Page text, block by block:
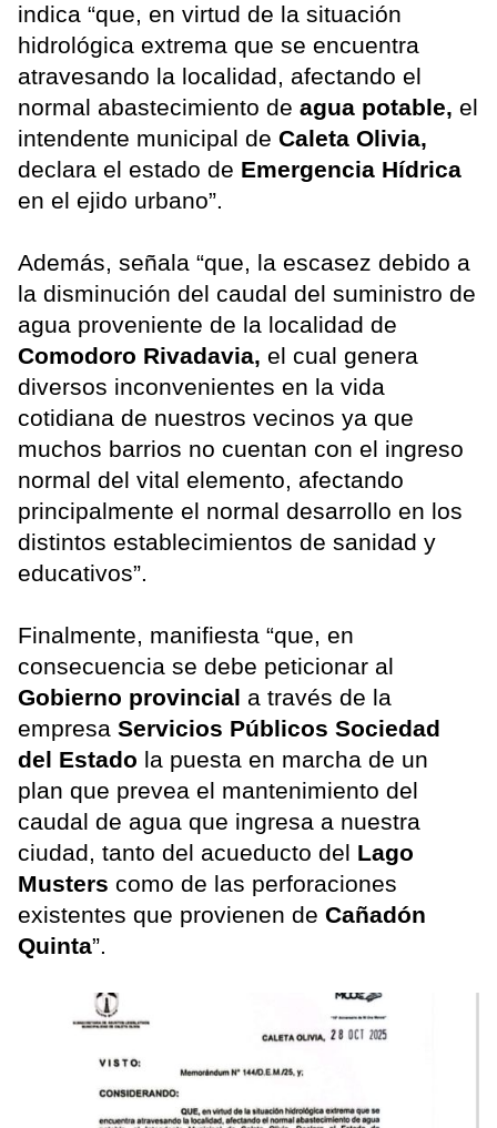
indica “que, en virtud de la situación
hidrológica extrema que se encuentra
atravesando la localidad, afectando el
normal abastecimiento de agua potable, el
intendente municipal de Caleta Olivia,
declara el estado de Emergencia Hídrica
en el ejido urbano”.
Además, señala “que, la escasez debido a
la disminución del caudal del suministro de
agua proveniente de la localidad de
Comodoro Rivadavia, el cual genera
diversos inconvenientes en la vida
cotidiana de nuestros vecinos ya que
muchos barrios no cuentan con el ingreso
normal del vital elemento, afectando
principalmente el normal desarrollo en los
distintos establecimientos de sanidad y
educativos”.
Finalmente, manifiesta “que, en
consecuencia se debe peticionar al
Gobierno provincial a través de la
empresa Servicios Públicos Sociedad
del Estado la puesta en marcha de un
plan que prevea el mantenimiento del
caudal de agua que ingresa a nuestra
ciudad, tanto del acueducto del Lago
Musters como de las perforaciones
existentes que provienen de Cañadón
Quinta”.